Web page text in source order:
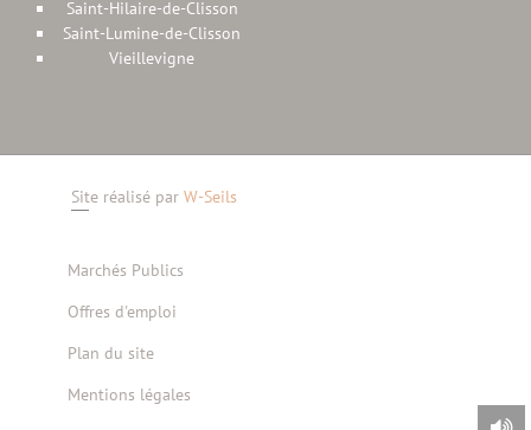
Saint-Hilaire-de-Clisson
Saint-Lumine-de-Clisson
Vieillevigne
Site réalisé par W-Seils
Marchés Publics
Offres d'emploi
Plan du site
Mentions légales